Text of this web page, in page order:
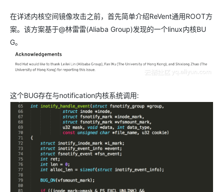
在详述内核空间镜像攻击之前，首先简单介绍ReVent通用ROOT方
案。该方案基于@林雷雷(Aliaba Group)发现的一个linux内核BU
G。
这个BUG存在与notification内核系统调用: